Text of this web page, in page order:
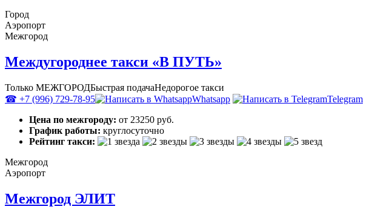
Город
Аэропорт
Межгород
Междугороднее такси «В ПУТЬ»
Только МЕЖГОРОДБыстрая подачаНедорогое такси
☎ +7 (996) 729-78-95
Whatsapp
Telegram
Цена по межгороду: от 23250 руб.
График работы: круглосуточно
Рейтинг такси:
Межгород
Аэропорт
Межгород ЭЛИТ